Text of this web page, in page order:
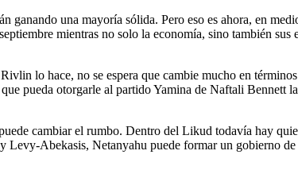
una mayoría sólida. Pero eso es ahora, en
mientras no solo la economía, sino también
lo hace, no se espera que cambie mucho en
pueda otorgarle al partido Yamina de Naftali Bennett
cambiar el rumbo. Dentro del Likud todavía hay
Abekasis, Netanyahu puede formar un gobierno de